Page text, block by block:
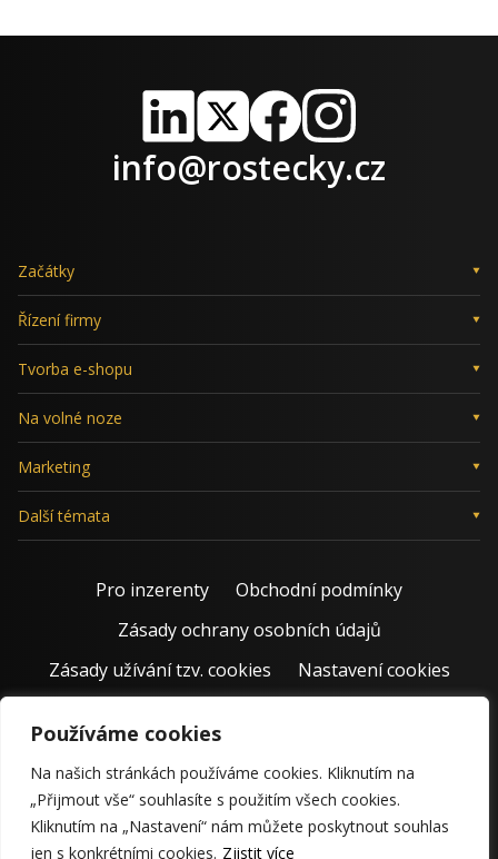
Používáme cookies
Na našich stránkách používáme cookies. Kliknutím na
„Přijmout vše“ souhlasíte s použitím všech cookies.
Kliknutím na „Nastavení“ nám můžete poskytnout souhlas
jen s konkrétními cookies. Zjistit více
LinkedIn
X FacebookInstagram
info@rostecky.cz
Začátky
Řízení firmy
Tvorba e-shopu
Na volné noze
Marketing
Další témata
Pro inzerenty
Obchodní podmínky
Zásady ochrany osobních údajů
Zásady užívání tzv. cookies
Nastavení cookies